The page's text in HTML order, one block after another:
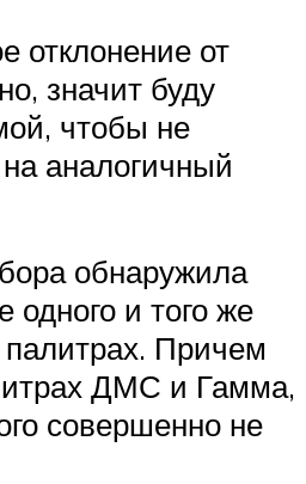
отклонение от
значит буду
чтобы не
аналогичный
обнаружила
одного и того же
Причем
ДМС и Гамма,
совершенно не